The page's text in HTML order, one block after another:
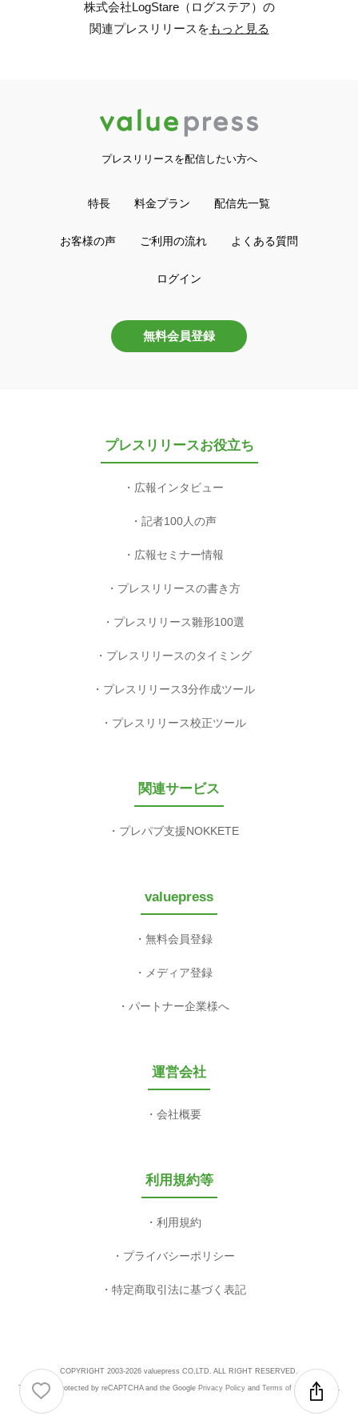
株式会社LogStare（ログステア）の
関連プレスリリースをもっと見る
プレスリリースを配信したい方へ
特長 料金プラン 配信先一覧
お客様の声 ご利用の流れ よくある質問
ログイン
無料会員登録
プレスリリースお役立ち
広報インタビュー
記者100人の声
広報セミナー情報
プレスリリースの書き方
プレスリリース雛形100選
プレスリリースのタイミング
プレスリリース3分作成ツール
プレスリリース校正ツール
関連サービス
プレパブ支援NOKKETE
valuepress
無料会員登録
メディア登録
パートナー企業様へ
運営会社
会社概要
利用規約等
利用規約
プライバシーポリシー
特定商取引法に基づく表記
COPYRIGHT 2003-2026 valuepress CO,LTD. ALL RIGHT RESERVED.
This site is protected by reCAPTCHA and the Google Privacy Policyand Terms of Serviceapply.